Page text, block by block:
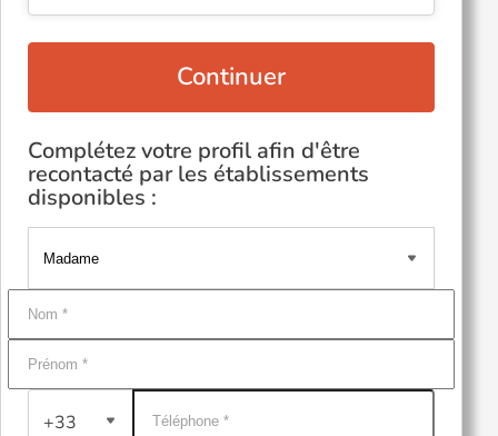
Continuer
Complétez votre profil afin d'être
recontacté par les établissements
disponibles :
+33